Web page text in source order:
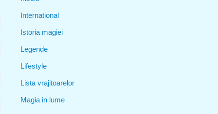
International
Istoria magiei
Legende
Lifestyle
Lista vrajitoarelor
Magia in lume